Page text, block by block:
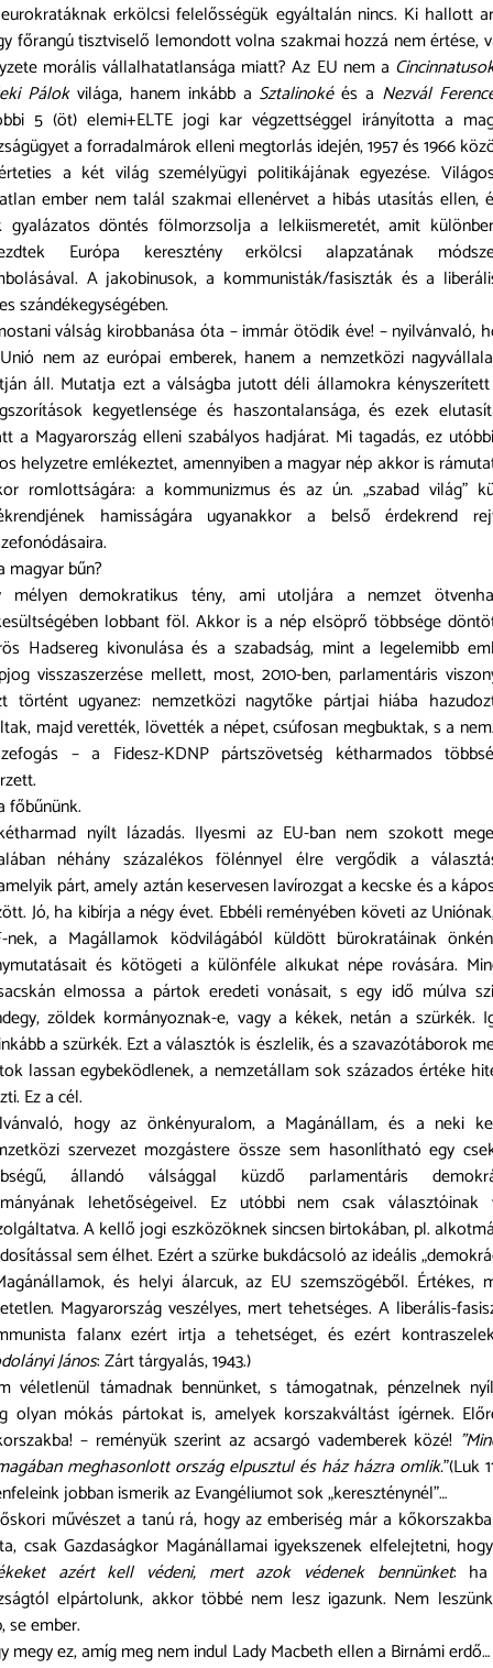
erkölcsi felelősségük egyáltalán nincs. Ki hallott
főrangú tisztviselő lemondott volna szakmai hozzá nem értése,
morális vállalhatatlansága miatt? Az EU nem a
Pálokvilága, hanem inkább a Sztalinokéés a Nezvál
5 (öt) elemi+ELTE jogi kar végzettséggel irányította a
a forradalmárok elleni megtorlás idején, 1957 és 1966
a két világ személyügyi politikájának egyezése.
ember nem talál szakmai ellenérvet a hibás utasítás ellen,
gyalázatos döntés fölmorzsolja a lelkiismeretét, amit
Európa keresztény erkölcsi alapzatának
A jakobinusok, a kommunisták/fasiszták és a
szándékegységében.
válság kirobbanása óta – immár ötödik éve! – nyilvánvaló,
nem az európai emberek, hanem a nemzetközi
áll. Mutatja ezt a válságba jutott déli államokra
kegyetlensége és haszontalansága, és ezek
a Magyarország elleni szabályos hadjárat. Mi tagadás, ez
helyzetre emlékeztet, amennyiben a magyar nép akkor is
romlottságára: a kommunizmus és az ún. „szabad világ”
hamisságára ugyanakkor a belső érdekrend
magyar bűn?
mélyen demokratikus tény, ami utoljára a nemzet
lobbant föl. Akkor is a nép elsöprő többsége
Hadsereg kivonulása és a szabadság, mint a legelemibb
visszaszerzése mellett, most, 2010-ben, parlamentáris
történt ugyanez: nemzetközi nagytőke pártjai hiába
majd verették, lövették a népet, csúfosan megbuktak, s a
– a Fidesz-KDNP pártszövetség kétharmados
főbűnünk.
nyílt lázadás. Ilyesmi az EU-ban nem szokott
néhány százalékos fölénnyel élre vergődik a
párt, amely aztán keservesen lavírozgat a kecske és a
Jó, ha kibírja a négy évet. Ebbéli reményében követi az
nek, a Magállamok ködvilágából küldött bürokratáinak
és kötögeti a különféle alkukat népe rovására.
elmossa a pártok eredeti vonásait, s egy idő múlva
zöldek kormányoznak-e, vagy a kékek, netán a szürkék.
a szürkék. Ezt a választók is észlelik, és a szavazótáborok
lassan egybeködlenek, a nemzetállam sok százados értéke
Ez a cél.
hogy az önkényuralom, a Magánállam, és a neki
szervezet mozgástere össze sem hasonlítható egy
állandó válsággal küzdő parlamentáris
lehetőségeivel. Ez utóbbi nem csak választóinak
A kellő jogi eszközöknek sincsen birtokában, pl.
sem élhet. Ezért a szürke bukdácsoló az ideális
és helyi álarcuk, az EU szemszögéből. Értékes,
Magyarország veszélyes, mert tehetséges. A liberális-
falanx ezért irtja a tehetséget, és ezért
János: Zárt tárgyalás, 1943.)
véletlenül támadnak bennünket, s támogatnak, pénzelnek
olyan mókás pártokat is, amelyek korszakváltást ígérnek.
– reményük szerint az acsargó vademberek közé!
meghasonlott ország elpusztul és ház házra omlik.”(Luk
jobban ismerik az Evangéliumot sok „kereszténynél”…
művészet a tanú rá, hogy az emberiség már a
csak Gazdaságkor Magánállamai igyekszenek elfelejtetni,
azért kell védeni, mert azok védenek bennünket:
elpártolunk, akkor többé nem lesz igazunk. Nem
se ember.
megy ez, amíg meg nem indul Lady Macbeth ellen a Birnámi erdő…